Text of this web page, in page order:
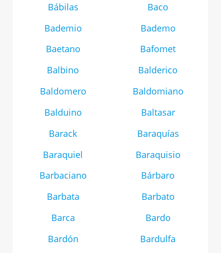
Bábilas
Baco
Bademio
Bademo
Baetano
Bafomet
Balbino
Balderico
Baldomero
Baldomiano
Balduino
Baltasar
Barack
Baraquías
Baraquiel
Baraquisio
Barbaciano
Bárbaro
Barbata
Barbato
Barca
Bardo
Bardón
Bardulfa